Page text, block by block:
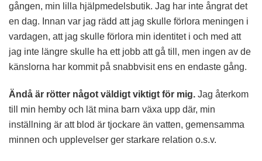
gången, min lilla hjälpmedelsbutik. Jag har inte ångrat det
en dag. Innan var jag rädd att jag skulle förlora meningen i
vardagen, att jag skulle förlora min identitet i och med att
jag inte längre skulle ha ett jobb att gå till, men ingen av de
känslorna har kommit på snabbvisit ens en endaste gång.
Ändå är rötter något väldigt viktigt för mig. Jag återkom
till min hemby och lät mina barn växa upp där, min
inställning är att blod är tjockare än vatten, gemensamma
minnen och upplevelser ger starkare relation o.s.v.